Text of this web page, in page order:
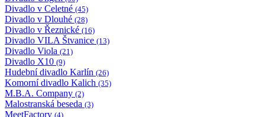
Divadlo v Celetné (45)
Divadlo v Dlouhé (28)
Divadlo v Řeznické (16)
Divadlo VILA Štvanice (13)
Divadlo Viola (21)
Divadlo X10 (9)
Hudební divadlo Karlín (26)
Komorní divadlo Kalich (35)
M.B.A. Company (2)
Malostranská beseda (3)
MeetFactory (4)